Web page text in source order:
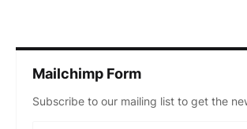
Mailchimp Form
Subscribe to our mailing list to get the